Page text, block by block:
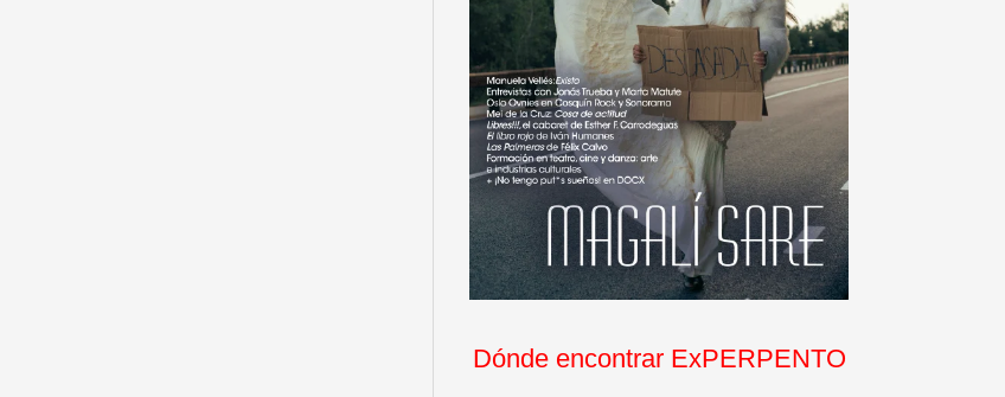
Dónde encontrar ExPERPENTO